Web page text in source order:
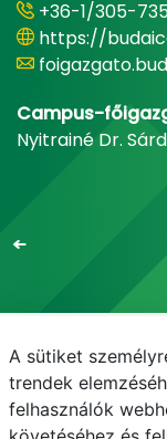
+36-1/305-
https://
Campus-
Nyitrainé Dr.
Email
A sütiket
trendek
felhasználók